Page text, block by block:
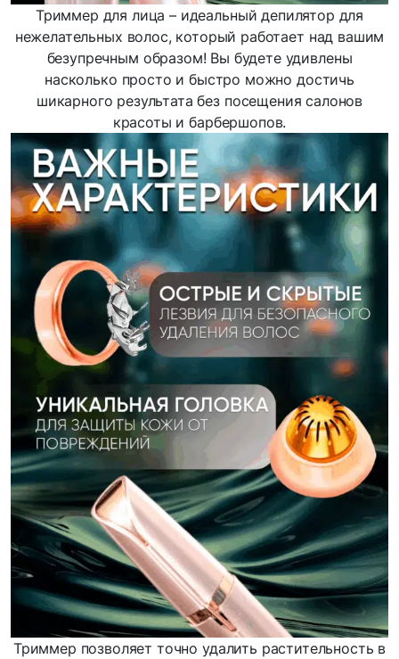
Триммер для лица – идеальный депилятор для
нежелательных волос, который работает над вашим
безупречным образом! Вы будете удивлены
насколько просто и быстро можно достичь
шикарного результата без посещения салонов
красоты и барбершопов.
Триммер позволяет точно удалить растительность в